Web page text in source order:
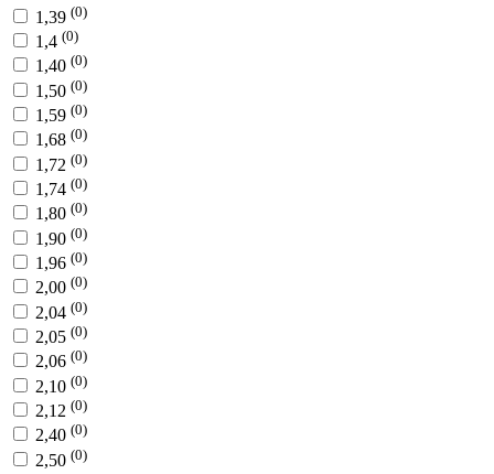
1,39 (0)
1,4 (0)
1,40 (0)
1,50 (0)
1,59 (0)
1,68 (0)
1,72 (0)
1,74 (0)
1,80 (0)
1,90 (0)
1,96 (0)
2,00 (0)
2,04 (0)
2,05 (0)
2,06 (0)
2,10 (0)
2,12 (0)
2,40 (0)
2,50 (0)